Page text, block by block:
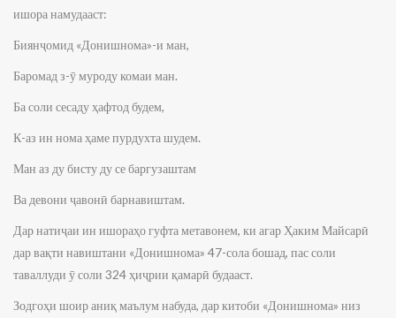
ишора намудааст:
Биянҷомид «Донишнома»-и ман,
Баромад з-ӯ муроду комаи ман.
Ба соли сесаду ҳафтод будем,
К-аз ин нома ҳаме пурдухта шудем.
Ман аз ду бисту ду се баргузаштам
Ва девони ҷавонӣ барнавиштам.
Дар натиҷаи ин ишораҳо гуфта метавонем, ки агар Ҳаким Майсарӣ
дар вақти навиштани «Донишнома» 47-сола бошад, пас соли
таваллуди ӯ соли 324 ҳиҷрии қамарӣ будааст.
Зодгоҳи шоир аниқ маълум набуда, дар китоби «Донишнома» низ